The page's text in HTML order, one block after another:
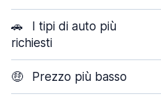
🚗
I tipi di auto più
richiesti
🤑 Prezzo più basso